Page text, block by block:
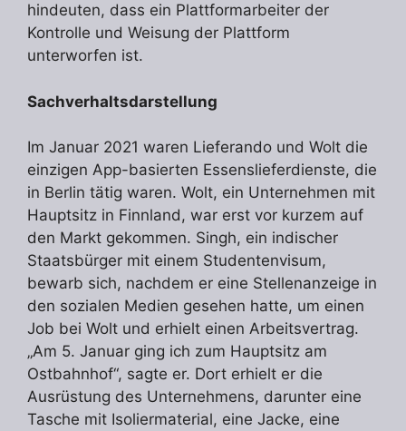
hindeuten, dass ein Plattformarbeiter der
Kontrolle und Weisung der Plattform
unterworfen ist.
Sachverhaltsdarstellung
Im Januar 2021 waren Lieferando und Wolt die
einzigen App-basierten Essenslieferdienste, die
in Berlin tätig waren. Wolt, ein Unternehmen mit
Hauptsitz in Finnland, war erst vor kurzem auf
den Markt gekommen. Singh, ein indischer
Staatsbürger mit einem Studentenvisum,
bewarb sich, nachdem er eine Stellenanzeige in
den sozialen Medien gesehen hatte, um einen
Job bei Wolt und erhielt einen Arbeitsvertrag.
„Am 5. Januar ging ich zum Hauptsitz am
Ostbahnhof“, sagte er. Dort erhielt er die
Ausrüstung des Unternehmens, darunter eine
Tasche mit Isoliermaterial, eine Jacke, eine